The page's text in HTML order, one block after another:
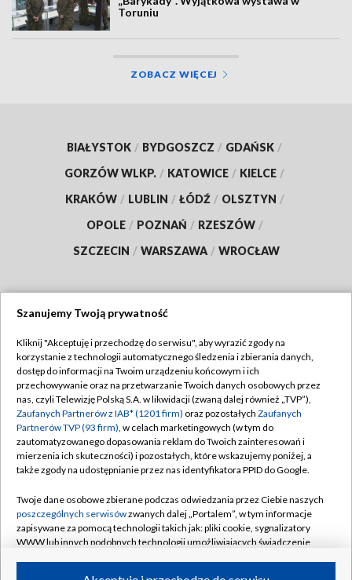
Toruniu
ZOBACZ WIĘCEJ
BIAŁYSTOK / BYDGOSZCZ / GDAŃSK /
GORZÓW WLKP. / KATOWICE / KIELCE /
KRAKÓW / LUBLIN / ŁÓDŹ / OLSZTYN /
OPOLE / POZNAŃ / RZESZÓW /
SZCZECIN / WARSZAWA / WROCŁAW
TVP
Abonament TVP
Emisja w TVP
Centrum informacji TVP
Naziemna Telewizja Cyfrowa
Rada Programowa
System NOS
Informacje o nadawcy
Regulamin TVP
Polityka prywatności
Moje zgody
Pomoc
Kontakt
Kanały
Szanujemy Twoją prywatność
Kliknij "Akceptuję i przechodzę do serwisu", aby wyrazić zgody na
korzystanie z technologii automatycznego śledzenia i zbierania danych,
dostęp do informacji na Twoim urządzeniu końcowym i ich
przechowywanie oraz na przetwarzanie Twoich danych osobowych przez
nas, czyli Telewizję Polską S.A. w likwidacji (zwaną dalej również „TVP”),
Zaufanych Partnerów z IAB* (1201 firm) oraz pozostałych Zaufanych
Partnerów TVP (93 firm), w celach marketingowych (w tym do
zautomatyzowanego dopasowania reklam do Twoich zainteresowań i
mierzenia ich skuteczności) i pozostałych, które wskazujemy poniżej, a
także zgody na udostępnianie przez nas identyfikatora PPID do Google.
Twoje dane osobowe zbierane podczas odwiedzania przez Ciebie naszych
poszczególnych serwisówzwanych dalej „Portalem”, w tym informacje
zapisywane za pomocą technologii takich jak: pliki cookie, sygnalizatory
WWW lub innych podobnych technologii umożliwiających świadczenie